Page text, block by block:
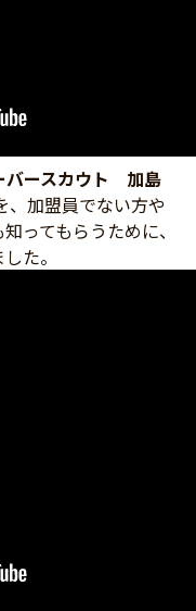
バースカウト 加島
、加盟員でない方や
ってもらうために、
た。